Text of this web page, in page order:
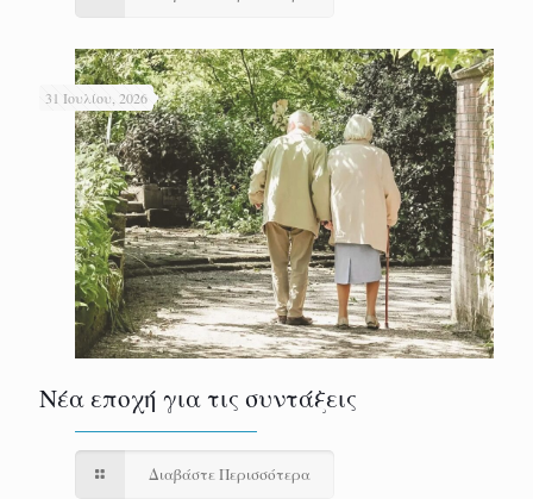
31 Ιουλίου, 2026
Νέα εποχή για τις συντάξεις
Διαβάστε Περισσότερα